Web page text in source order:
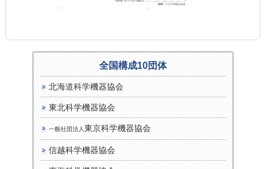
全国構成10団体
北海道科学機器協会
東北科学機器協会
一般社団法人 東京科学機器協会
信越科学機器協会